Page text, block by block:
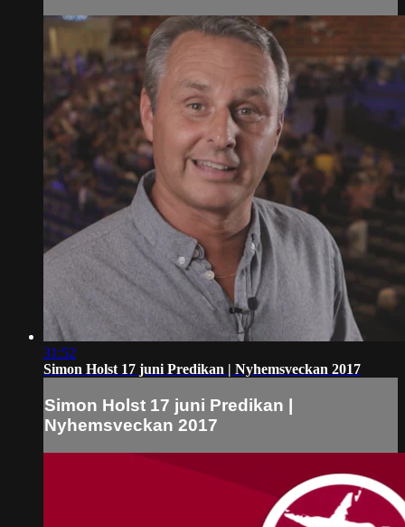
31:52
Simon Holst 17 juni Predikan | Nyhemsveckan 2017
Simon Holst 17 juni Predikan |
Nyhemsveckan 2017